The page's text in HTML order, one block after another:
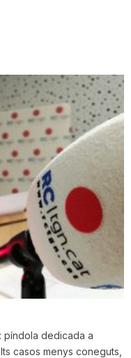
píndola dedicada a
casos menys coneguts,